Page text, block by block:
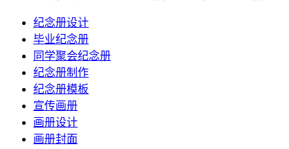
纪念册设计
毕业纪念册
同学聚会纪念册
纪念册制作
纪念册模板
宣传画册
画册设计
画册封面